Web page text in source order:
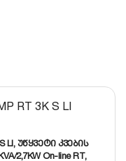
LI, უწყვეტი კვების
2,7KW On-line RT,